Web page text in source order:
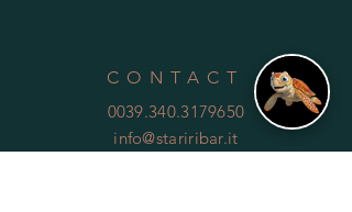
CONTACT
0039.340.3179650
info@stariribar.it